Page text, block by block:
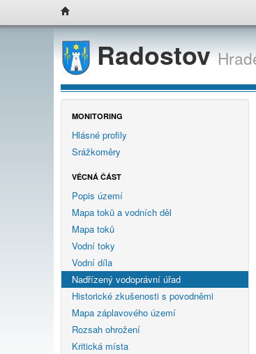
Radostov
MONITORING
Hlásné profily
Srážkoměry
VĚCNÁ ČÁST
Popis území
Mapa toků a vodních děl
Mapa toků
Vodní toky
Vodní díla
Nadřízený vodoprávní úřad
Historické zkušenosti s povodněmi
Mapa záplavového území
Rozsah ohrožení
Kritická místa